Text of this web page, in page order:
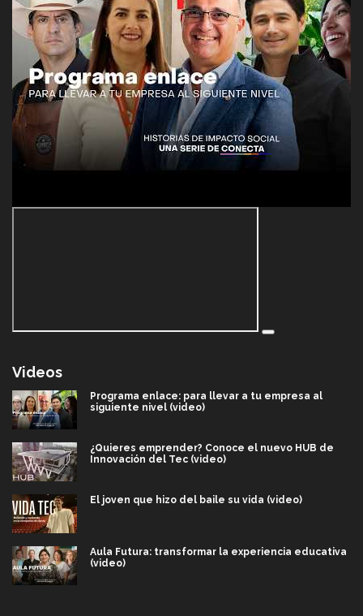
Videos
Programa enlace: para llevar a tu empresa al
siguiente nivel (video)
¿Quieres emprender? Conoce el nuevo HUB de
Innovación del Tec (video)
El joven que hizo del baile su vida (video)
Aula Futura: transformar la experiencia educativa
(video)